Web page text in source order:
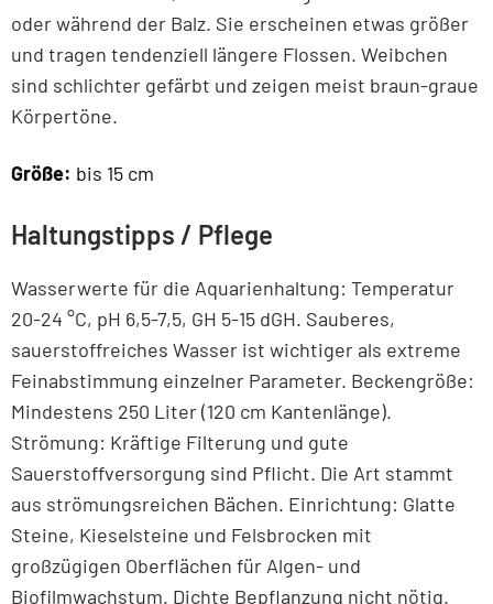
oder während der Balz. Sie erscheinen etwas größer
und tragen tendenziell längere Flossen. Weibchen
sind schlichter gefärbt und zeigen meist braun-graue
Körpertöne.
Größe: bis 15 cm
Haltungstipps / Pflege
Wasserwerte für die Aquarienhaltung: Temperatur
20-24 °C, pH 6,5-7,5, GH 5-15 dGH. Sauberes,
sauerstoffreiches Wasser ist wichtiger als extreme
Feinabstimmung einzelner Parameter. Beckengröße:
Mindestens 250 Liter (120 cm Kantenlänge).
Strömung: Kräftige Filterung und gute
Sauerstoffversorgung sind Pflicht. Die Art stammt
aus strömungsreichen Bächen. Einrichtung: Glatte
Steine, Kieselsteine und Felsbrocken mit
großzügigen Oberflächen für Algen- und
Biofilmwachstum. Dichte Bepflanzung nicht nötig.